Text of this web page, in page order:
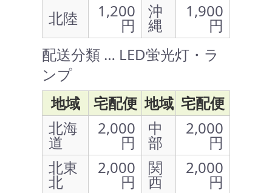
北陸
1,200
円
沖
縄
1,900
円
配送分類 … LED蛍光灯・ラ
ンプ
地域
宅配便 地域 宅配便
北海
道
2,000
円
中
部
2,000
円
北東
北
2,000
円
関
西
2,000
円